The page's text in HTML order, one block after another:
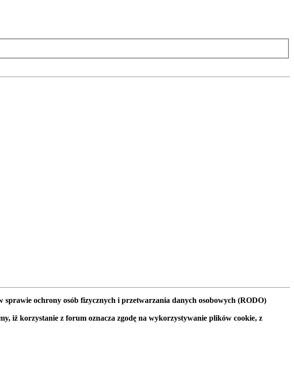
ochrony osób fizycznych i przetwarzania danych osobowych (RODO)
iż korzystanie z forum oznacza zgodę na wykorzystywanie plików cookie, z